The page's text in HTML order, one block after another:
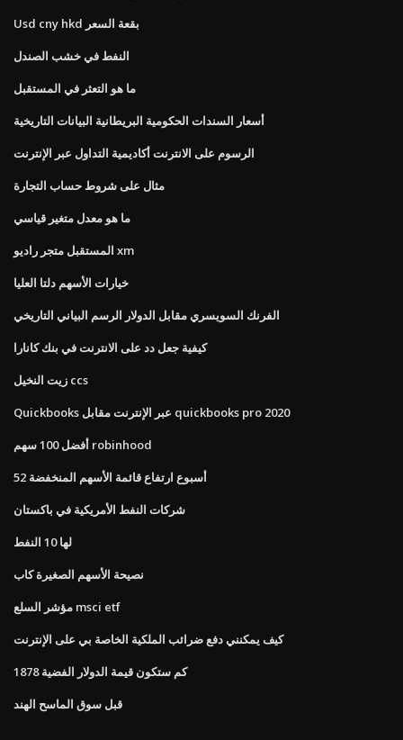
Usd cny hkd بقعة السعر
النفط في خشب الصندل
ما هو التعثر في المستقبل
أسعار السندات الحكومية البريطانية البيانات التاريخية
الرسوم على الانترنت أكاديمية التداول عبر الإنترنت
مثال على شروط حساب التجارة
ما هو معدل متغير قياسي
المستقبل متجر راديو xm
خيارات الأسهم دلتا العليا
الفرنك السويسري مقابل الدولار الرسم البياني التاريخي
كيفية جعل دد على الانترنت في بنك كانارا
زيت النخيل ccs
Quickbooks عبر الإنترنت مقابل quickbooks pro 2020
أفضل 100 سهم robinhood
52 أسبوع ارتفاع قائمة الأسهم المنخفضة
شركات النفط الأمريكية في باكستان
لها 10 النفط
نصيحة الأسهم الصغيرة كاب
مؤشر السلع msci etf
كيف يمكنني دفع ضرائب الملكية الخاصة بي على الإنترنت
كم ستكون قيمة الدولار الفضية 1878
قبل سوق الماسح الهند